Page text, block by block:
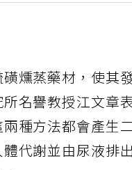
磺燻蒸藥材，使其
名譽教授江文章
種方法都會產生
代謝並由尿液排